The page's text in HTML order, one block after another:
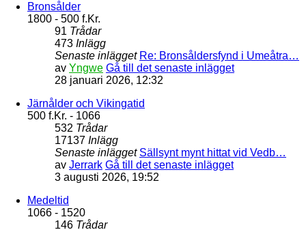
Bronsålder
1800 - 500 f.Kr.
91 Trådar
473 Inlägg
Senaste inlägget Re: Bronsåldersfynd i Umeåtra…
av Yngwe Gå till det senaste inlägget
28 januari 2026, 12:32
Järnålder och Vikingatid
500 f.Kr. - 1066
532 Trådar
17137 Inlägg
Senaste inlägget Sällsynt mynt hittat vid Vedb…
av Jerrark Gå till det senaste inlägget
3 augusti 2026, 19:52
Medeltid
1066 - 1520
146 Trådar